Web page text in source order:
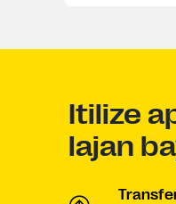
Itilize
lajan